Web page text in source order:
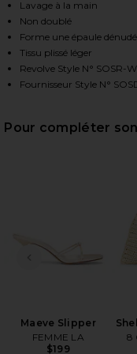
ANISAH MINI
ANISAH MINI
ANISAH MINI
Lavage à la main
Non doublé
Forme une épaule
Tissu plissé léger
Revolve Style N° SOSR-
Fournisseur Style N°
Pour compléter
DIAPOSITIVE
Maeve Slipper
FEMME LA
$199
8